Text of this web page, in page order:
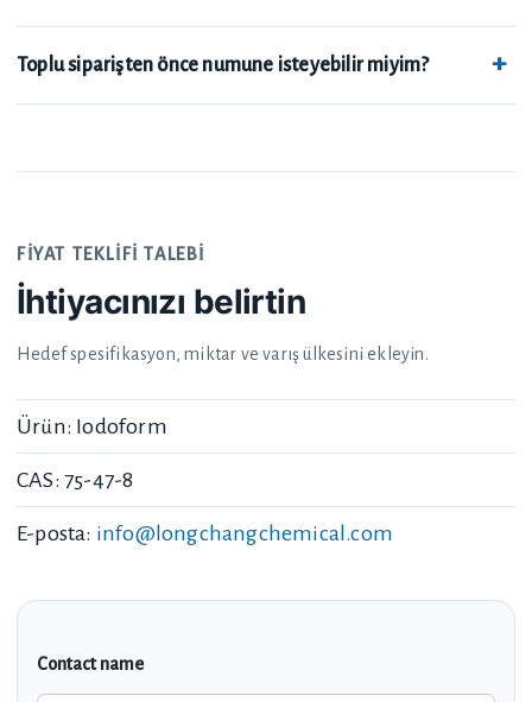
Toplu siparişten önce numune isteyebilir miyim?
FIYAT TEKLIFI TALEBI
İhtiyacınızı belirtin
Hedef spesifikasyon, miktar ve varış ülkesini ekleyin.
Ürün: Iodoform
CAS: 75-47-8
E-posta: info@longchangchemical.com
Contact name